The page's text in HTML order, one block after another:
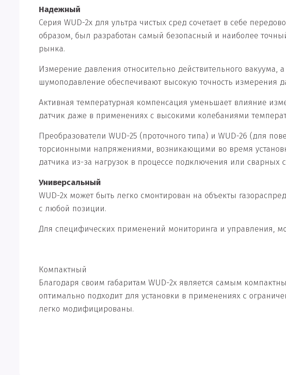
Надежный
Серия WUD-2x для ультра чистых сред сочетает в себе
образом, был разработан самый безопасный и наиболее
рынка.
Измерение давления относительно действительного
шумоподавление обеспечивают высокую точность измерения
Активная температурная компенсация уменьшает влияние
датчик даже в применениях с высокими колебаниями
Преобразователи WUD-25 (проточного типа) и WUD-26 (для
торсионными напряжениями, возникающими во время
датчика из-за нагрузок в процессе подключения или сварных
Универсальный
WUD-2x может быть легко смонтирован на объекты
с любой позиции.
Для специфических применений мониторинга и управления,
Компактный
Благодаря своим габаритам WUD-2x является самым
оптимально подходит для установки в применениях с
легко модифицированы.